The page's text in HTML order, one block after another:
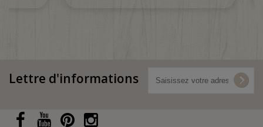
Lettre d'informations